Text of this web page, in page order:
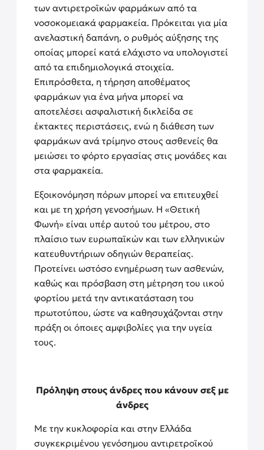
των αντιρετροϊκών φαρμάκων από τα
νοσοκομειακά φαρμακεία. Πρόκειται για μία
ανελαστική δαπάνη, ο ρυθμός αύξησης της
οποίας μπορεί κατά ελάχιστο να υπολογιστεί
από τα επιδημιολογικά στοιχεία.
Επιπρόσθετα, η τήρηση αποθέματος
φαρμάκων για ένα μήνα μπορεί να
αποτελέσει ασφαλιστική δικλείδα σε
έκτακτες περιστάσεις, ενώ η διάθεση των
φαρμάκων ανά τρίμηνο στους ασθενείς θα
μειώσει το φόρτο εργασίας στις μονάδες και
στα φαρμακεία.
Εξοικονόμηση πόρων μπορεί να επιτευχθεί
και με τη χρήση γενοσήμων. Η «Θετική
Φωνή» είναι υπέρ αυτού του μέτρου, στο
πλαίσιο των ευρωπαϊκών και των ελληνικών
κατευθυντήριων οδηγιών θεραπείας.
Προτείνει ωστόσο ενημέρωση των ασθενών,
καθώς και πρόσβαση στη μέτρηση του ιικού
φορτίου μετά την αντικατάσταση του
πρωτοτύπου, ώστε να καθησυχάζονται στην
πράξη οι όποιες αμφιβολίες για την υγεία
τους.
Πρόληψη στους άνδρες που κάνουν σεξ με
άνδρες
Με την κυκλοφορία και στην Ελλάδα
συγκεκριμένου γενόσημου αντιρετροϊκού